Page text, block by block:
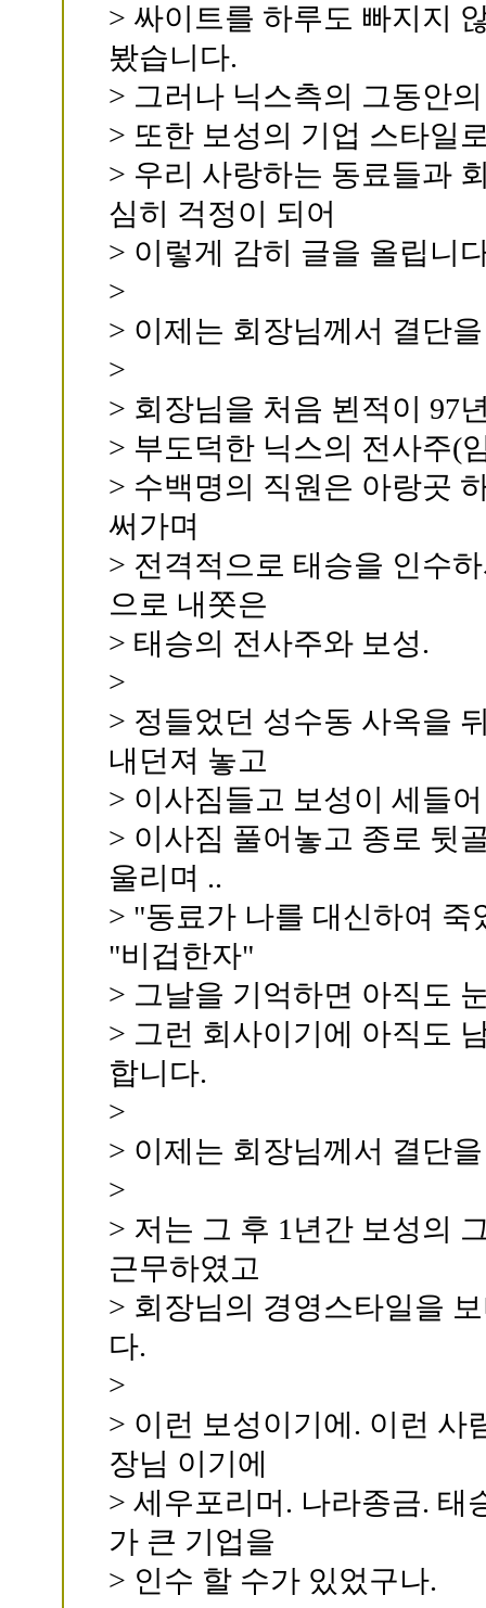
> 싸이트를 하루도 빠지지
봤습니다.
> 그러나 닉스측의 그동안
> 또한 보성의 기업 스타일
> 우리 사랑하는 동료들과
심히 걱정이 되어
> 이렇게 감히 글을 올립니
>
> 이제는 회장님께서 결단
>
> 회장님을 처음 뵌적이 97
> 부도덕한 닉스의 전사주(
> 수백명의 직원은 아랑곳
써가며
> 전격적으로 태승을 인수
으로 내쫏은
> 태승의 전사주와 보성.
>
> 정들었던 성수동 사옥을
내던져 놓고
> 이사짐들고 보성이 세들
> 이사짐 풀어놓고 종로 뒷
울리며 ..
> "동료가 나를 대신하여
"비겁한자"
> 그날을 기억하면 아직도
> 그런 회사이기에 아직도
합니다.
>
> 이제는 회장님께서 결단
>
> 저는 그 후 1년간 보성의
근무하였고
> 회장님의 경영스타일을
다.
>
> 이런 보성이기에. 이런 사
장님 이기에
> 세우포리머. 나라종금. 태
가 큰 기업을
> 인수 할 수가 있었구나.